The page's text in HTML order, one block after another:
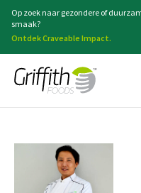
Op zoek naar gezondere of
smaak?
Ontdek Craveable Impact.